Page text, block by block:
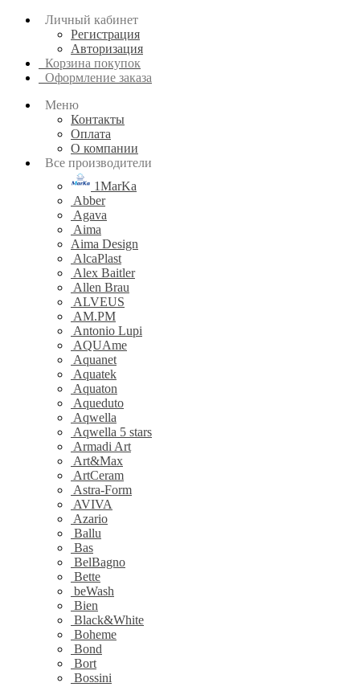
Личный кабинет
Регистрация
Авторизация
Корзина покупок
Оформление заказа
Меню
Контакты
Оплата
О компании
Все производители
1MarKa
Abber
Agava
Aima
Aima Design
AlcaPlast
Alex Baitler
Allen Brau
ALVEUS
AM.PM
Antonio Lupi
AQUAme
Aquanet
Aquatek
Aquaton
Aqueduto
Aqwella
Aqwella 5 stars
Armadi Art
Art&Max
ArtCeram
Astra-Form
AVIVA
Azario
Ballu
Bas
BelBagno
Bette
beWash
Bien
Black&White
Boheme
Bond
Bort
Bossini